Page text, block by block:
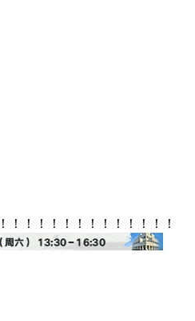
！！！！！！！！！！！！！